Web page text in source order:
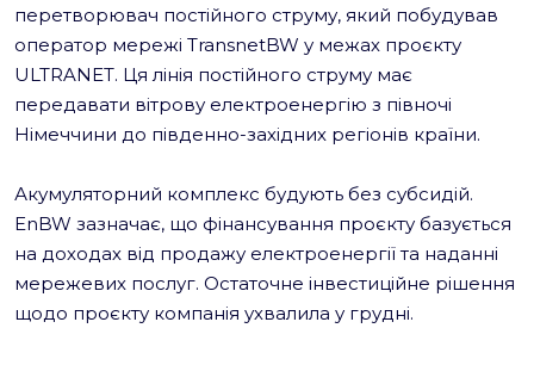
перетворювач постійного струму, який побудував
оператор мережі TransnetBW у межах проєкту
ULTRANET. Ця лінія постійного струму має
передавати вітрову електроенергію з півночі
Німеччини до південно-західних регіонів країни.
Акумуляторний комплекс будують без субсидій.
EnBW зазначає, що фінансування проєкту базується
на доходах від продажу електроенергії та наданні
мережевих послуг. Остаточне інвестиційне рішення
щодо проєкту компанія ухвалила у грудні.